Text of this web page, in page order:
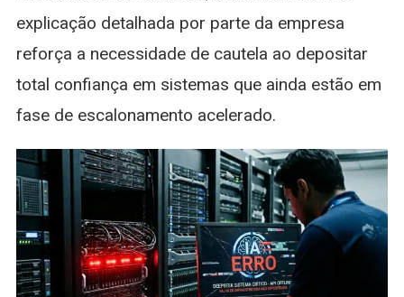
explicação detalhada por parte da empresa
reforça a necessidade de cautela ao depositar
total confiança em sistemas que ainda estão em
fase de escalonamento acelerado.